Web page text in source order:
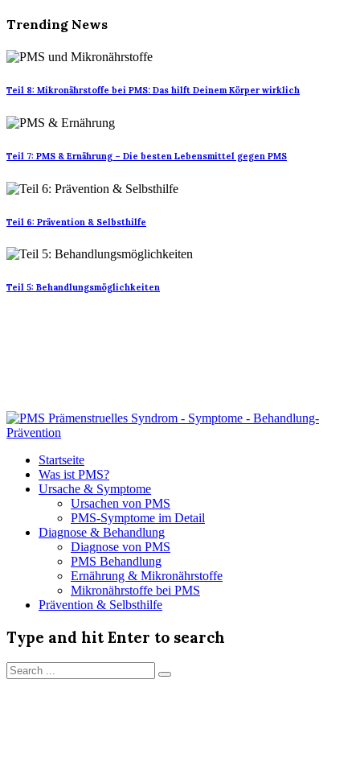
Trending News
Teil 8: Mikronährstoffe bei PMS: Das hilft Deinem Körper wirklich
Teil 7: PMS & Ernährung – Die besten Lebensmittel gegen PMS
Teil 6: Prävention & Selbsthilfe
Teil 5: Behandlungsmöglichkeiten
Startseite
Was ist PMS?
Ursache & Symptome
Ursachen von PMS
PMS-Symptome im Detail
Diagnose & Behandlung
Diagnose von PMS
PMS Behandlung
Ernährung & Mikronährstoffe
Mikronährstoffe bei PMS
Prävention & Selbsthilfe
Type and hit Enter to search